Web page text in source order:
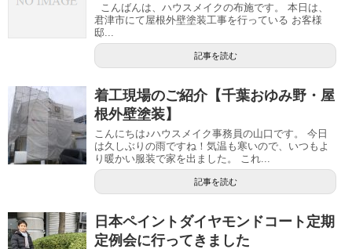
こんばんは、ハウスメイクの布施です。 本日は、
君津市にて屋根外壁塗装工事を行っている お客様
邸...
記事を読む
着工現場のご紹介【千葉おゆみ野・屋
根外壁塗装】
こんにちは♪ハウスメイク事務員の山口です。 今日
は久しぶりの雨ですね！気温も寒いので、いつもよ
り暖かい服装で家を出ました。 これ...
記事を読む
日本ペイントダイヤモンドコート定期
定例会に行ってきました